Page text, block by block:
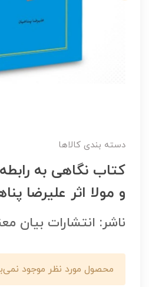
دسته بندی کالاها
کتاب نگاهی به
و مولا اثر علیرضا
ناشر: انتشارات بیان
محصول مورد نظر موجود